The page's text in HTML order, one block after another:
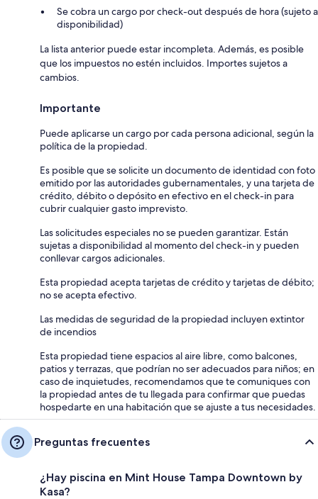
Se cobra un cargo por check-out después de hora (sujeto a
disponibilidad)
La lista anterior puede estar incompleta. Además, es posible
que los impuestos no estén incluidos. Importes sujetos a
cambios.
Importante
Puede aplicarse un cargo por cada persona adicional, según la
política de la propiedad.
Es posible que se solicite un documento de identidad con foto
emitido por las autoridades gubernamentales, y una tarjeta de
crédito, débito o depósito en efectivo en el check-in para
cubrir cualquier gasto imprevisto.
Las solicitudes especiales no se pueden garantizar. Están
sujetas a disponibilidad al momento del check-in y pueden
conllevar cargos adicionales.
Esta propiedad acepta tarjetas de crédito y tarjetas de débito;
no se acepta efectivo.
Las medidas de seguridad de la propiedad incluyen extintor
de incendios
Esta propiedad tiene espacios al aire libre, como balcones,
patios y terrazas, que podrían no ser adecuados para niños; en
caso de inquietudes, recomendamos que te comuniques con
la propiedad antes de tu llegada para confirmar que puedas
hospedarte en una habitación que se ajuste a tus necesidades.
Preguntas frecuentes
¿Hay piscina en Mint House Tampa Downtown by
Kasa?